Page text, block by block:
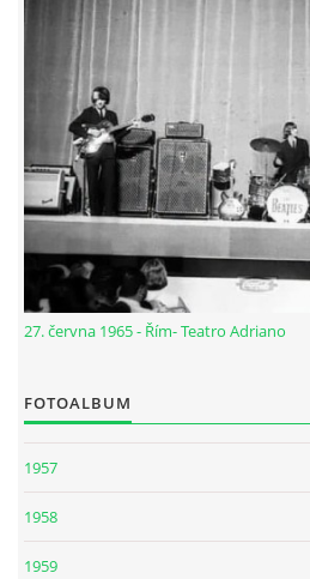
NÁSTROJE - HARRISON II
NÁSTROJE - RINGO STARR
NÁSTROJE - ZESILOVAČE/KOMBA
NÁSTROJE - PEDÁLY
OBLEČENÍ
AUTOMOBILY
27. června 1965 - Řím- Teatro Adriano
FOTOALBUM
1957
1958
1959